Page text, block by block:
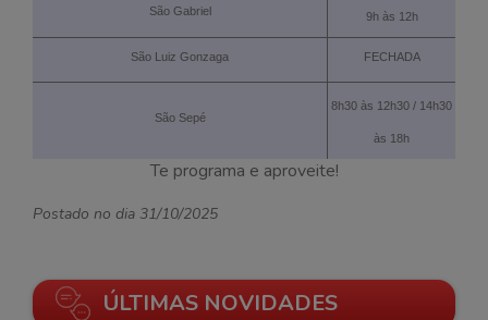
São Gabriel 9h às 12h
São Luiz Gonzaga FECHADA
São Sepé
8h30 às 12h30 / 14h30
às 18h
Te programa e aproveite!
Postado no dia 31/10/2025
ÚLTIMAS NOVIDADES